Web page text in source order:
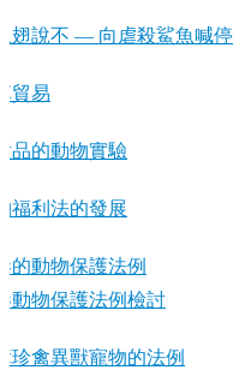
翅說不 — 向虐殺鯊魚喊停
貿易
品的動物實驗
福利法的發展
的動物保護法例
動物保護法例檢討
珍禽異獸寵物的法例